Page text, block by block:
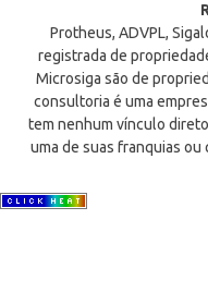
Protheus, ADVPL,
registrada de
Microsiga são de
consultoria é uma
tem nenhum vínculo
uma de suas franquias